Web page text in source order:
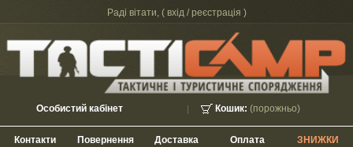
Раді вітати, ( вхід / реєстрація )
Кошик: (порожньо)
Особистий кабінет
Контакти Повернення Доставка Оплата ЗНИЖКИ